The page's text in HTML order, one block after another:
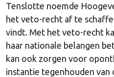
Tenslotte noemde
het veto-recht af te
vindt. Met het veto-recht
haar nationale belangen
kan ook zorgen voor
instantie tegenhouden van